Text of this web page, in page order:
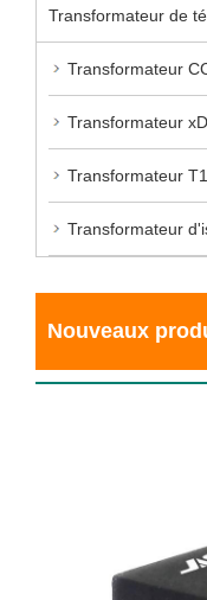
Transformateur de
Transformateur
Transformateur
Transformateur
Transformateur
Nouveaux